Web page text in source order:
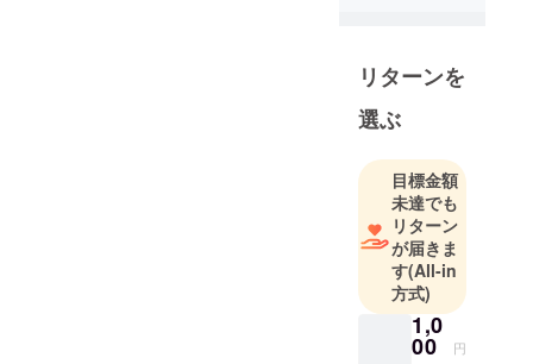
る。
和紙と天然
鉱石の持つ
自然の美し
さに魅了さ
れ
自然と融合
した、
天然絵画の
制作を行
リターンを
選ぶ
目標金額
未達でも
リターン
が届きま
す(All-in
方式)
1,0
00 円